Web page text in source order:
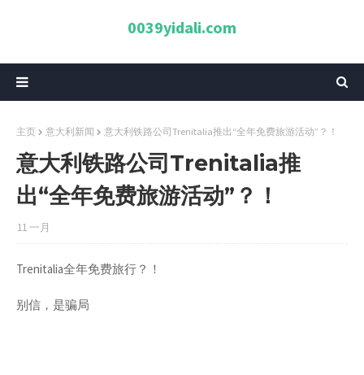
0039yidali.com
主页 意大利新闻 意大利铁路公司Trenitalia推出“全年免费旅游活动”？！
意大利铁路公司Trenitalia推
出“全年免费旅游活动”？！
11 一月
Trenitalia全年免费旅行？！
别信，是骗局